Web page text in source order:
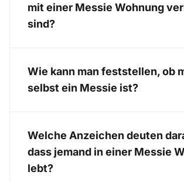
mit einer Messie Wohnung
sind?
Wie kann man feststellen, ob
selbst ein Messie ist?
Welche Anzeichen deuten
dass jemand in einer Messie
lebt?